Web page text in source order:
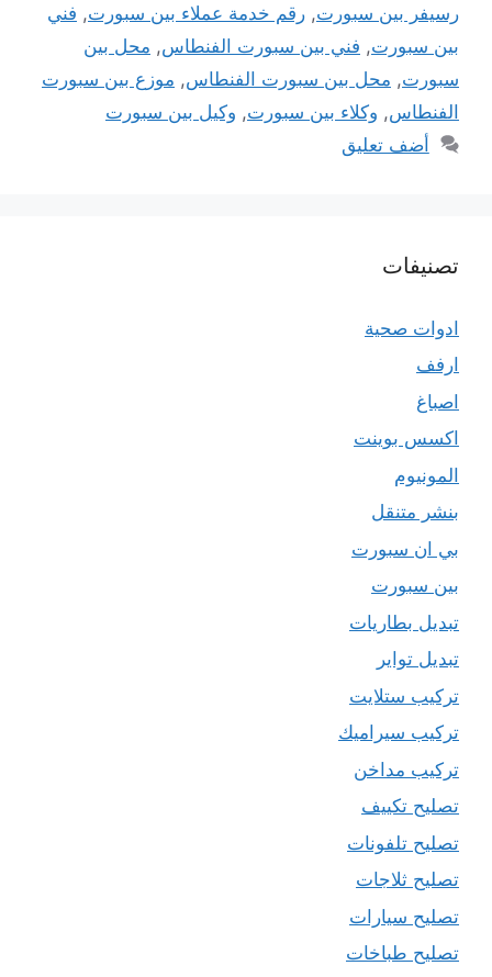
رسيفر بين سبورت, رقم خدمة عملاء بين سبورت, فني
بين سبورت, فني بين سبورت الفنطاس, محل بين
سبورت, محل بين سبورت الفنطاس, موزع بين سبورت
الفنطاس, وكلاء بين سبورت, وكيل بين سبورت
أضف تعليق
تصنيفات
ادوات صحية
ارفف
اصباغ
اكسس بوينت
المونيوم
بنشر متنقل
بي ان سبورت
بين سبورت
تبديل بطاريات
تبديل تواير
تركيب ستلايت
تركيب سيراميك
تركيب مداخن
تصليح تكييف
تصليح تلفونات
تصليح ثلاجات
تصليح سيارات
تصليح طباخات